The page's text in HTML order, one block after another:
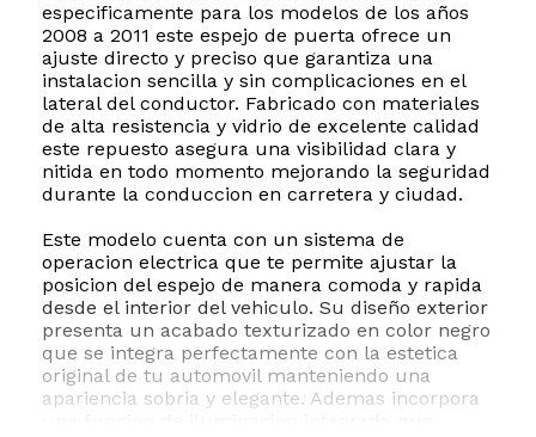
especificamente para los modelos de los años
2008 a 2011 este espejo de puerta ofrece un
ajuste directo y preciso que garantiza una
instalacion sencilla y sin complicaciones en el
lateral del conductor. Fabricado con materiales
de alta resistencia y vidrio de excelente calidad
este repuesto asegura una visibilidad clara y
nitida en todo momento mejorando la seguridad
durante la conduccion en carretera y ciudad.
Este modelo cuenta con un sistema de
operacion electrica que te permite ajustar la
posicion del espejo de manera comoda y rapida
desde el interior del vehiculo. Su diseño exterior
presenta un acabado texturizado en color negro
que se integra perfectamente con la estetica
original de tu automovil manteniendo una
apariencia sobria y elegante. Ademas incorpora